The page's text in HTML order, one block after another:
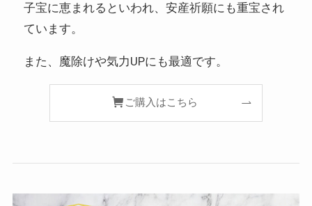
子宝に恵まれるといわれ、安産祈願にも重宝され
ています。
また、魔除けや気力UPにも最適です。
ご購入はこちら